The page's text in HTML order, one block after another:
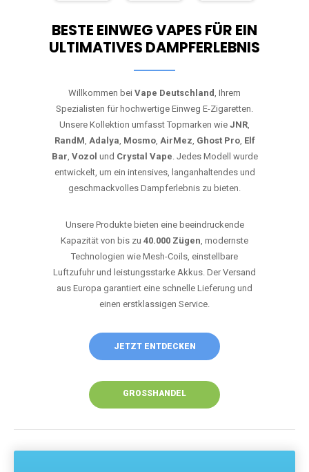
BESTE EINWEG VAPES FÜR EIN
ULTIMATIVES DAMPFERLEBNIS
Willkommen bei Vape Deutschland, Ihrem
Spezialisten für hochwertige Einweg E-Zigaretten.
Unsere Kollektion umfasst Topmarken wie JNR,
RandM, Adalya, Mosmo, AirMez, Ghost Pro, Elf
Bar, Vozol und Crystal Vape. Jedes Modell wurde
entwickelt, um ein intensives, langanhaltendes und
geschmackvolles Dampferlebnis zu bieten.
Unsere Produkte bieten eine beeindruckende
Kapazität von bis zu 40.000 Zügen, modernste
Technologien wie Mesh-Coils, einstellbare
Luftzufuhr und leistungsstarke Akkus. Der Versand
aus Europa garantiert eine schnelle Lieferung und
einen erstklassigen Service.
JETZT ENTDECKEN
GROSSHANDEL